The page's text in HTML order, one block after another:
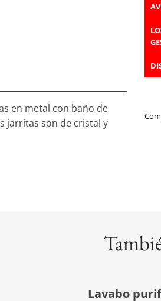
en metal con baño de
jarritas son de cristal y
Lavabo